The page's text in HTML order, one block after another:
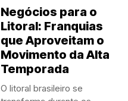
Negócios para o
Litoral: Franquias
que Aproveitam o
Movimento da Alta
Temporada
O litoral brasileiro se